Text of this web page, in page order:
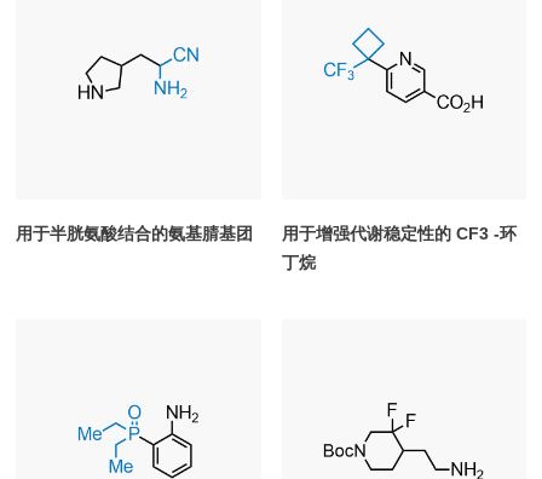
用于半胱氨酸结合的氨基腈基团
用于增强代谢稳定性的 CF3 -环
丁烷